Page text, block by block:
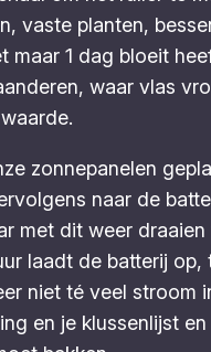
vaste planten,
maar 1 dag bloeit
waar vlas
zonnepanelen
naar de
met dit weer
laadt de batterij
niet té veel
en je klussenlijst